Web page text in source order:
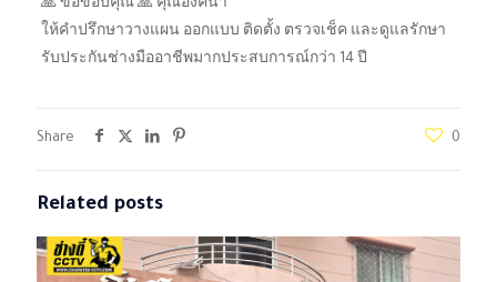
🙏 ขอขอบคุณ 🙏 คุณอังคนา
ให้คำปรึกษาวางแผน ออกแบบ ติดตั้ง ตรวจเช็ค และดูแลรักษา
รับประกันช่างมืออาชีพมากประสบการณ์กว่า 14 ปี
Share 0
Related posts